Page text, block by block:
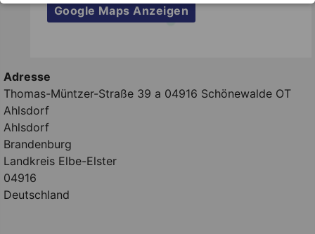
Google Maps Anzeigen
Adresse
Thomas-Müntzer-Straße 39 a 04916 Schönewalde OT
Ahlsdorf
Ahlsdorf
Brandenburg
Landkreis Elbe-Elster
04916
Deutschland